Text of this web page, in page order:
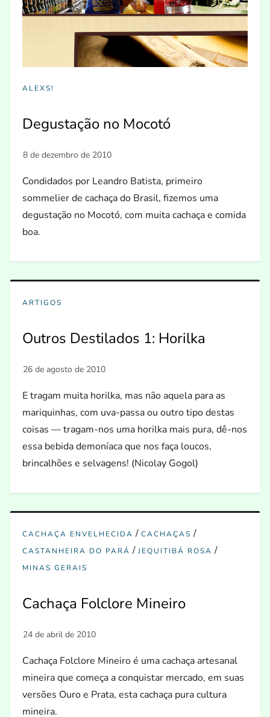
ALEXS!
Degustação no Mocotó
Condidados por Leandro Batista, primeiro
sommelier de cachaça do Brasil, fizemos uma
degustação no Mocotó, com muita cachaça e comida
boa.
ARTIGOS
Outros Destilados 1: Horilka
E tragam muita horilka, mas não aquela para as
mariquinhas, com uva-passa ou outro tipo destas
coisas — tragam-nos uma horilka mais pura, dê-nos
essa bebida demoníaca que nos faça loucos,
brincalhões e selvagens! (Nicolay Gogol)
CACHAÇA ENVELHECIDA /CACHAÇAS /
CASTANHEIRA DO PARÁ /JEQUITIBÁ ROSA /
MINAS GERAIS
Cachaça Folclore Mineiro
Cachaça Folclore Mineiro é uma cachaça artesanal
mineira que começa a conquistar mercado, em suas
versões Ouro e Prata, esta cachaça pura cultura
mineira.